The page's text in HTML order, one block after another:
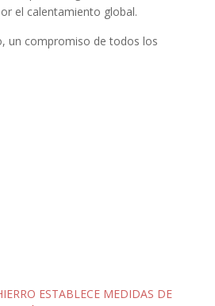
el calentamiento global.
un compromiso de todos los